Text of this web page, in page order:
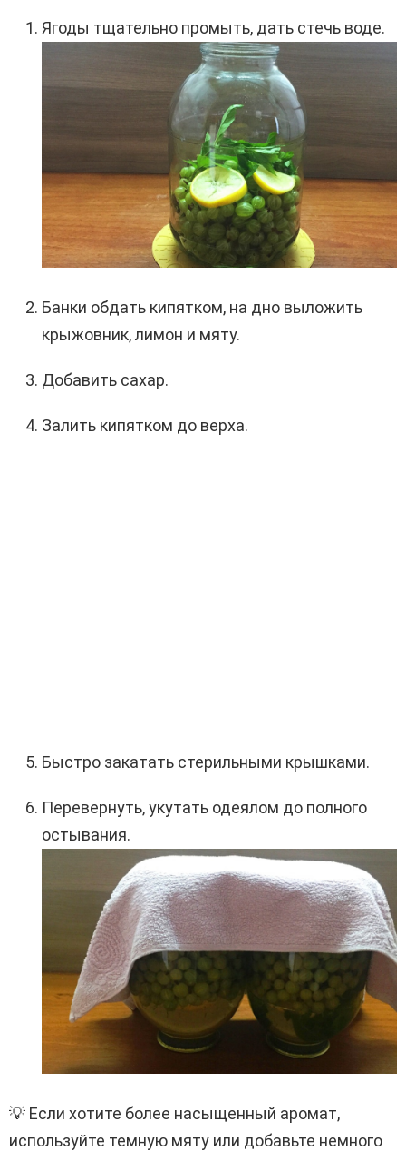
Ягоды тщательно промыть, дать стечь воде.
Банки обдать кипятком, на дно выложить
крыжовник, лимон и мяту.
Добавить сахар.
Залить кипятком до верха.
Быстро закатать стерильными крышками.
Перевернуть, укутать одеялом до полного
остывания.
💡 Если хотите более насыщенный аромат,
используйте темную мяту или добавьте немного